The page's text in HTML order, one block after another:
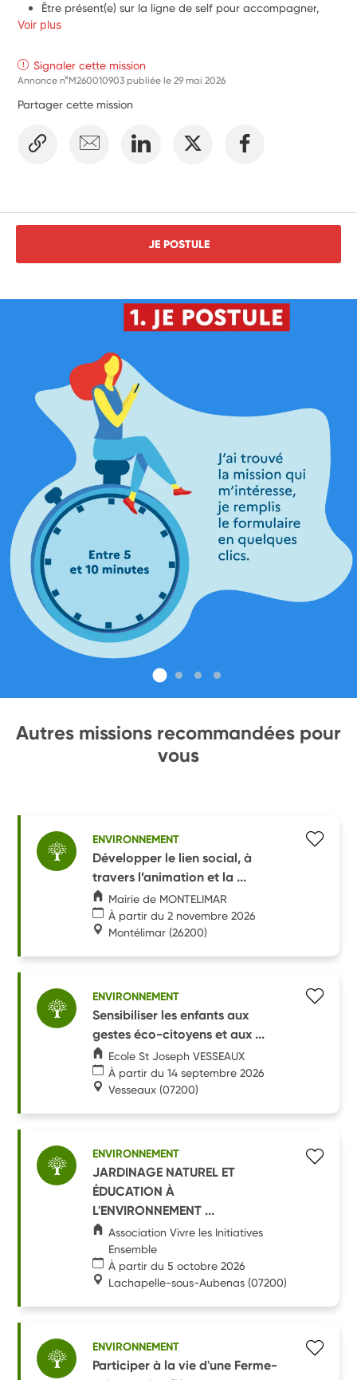
Être présent(e) sur la ligne de self pour accompagner,
sensibiliser et guider les élèves vers le zéro gâchis
Biodiversité & Nature (À l'extérieur) :
Participer activement à l'entretien et à l'animation du
Voir plus
Signaler cette mission
Annonce n°M260010903 publiée le29 mai 2026
Partager cette mission
JE POSTULE
Autres missions recommandées pour
vous
ENVIRONNEMENT
Développer le lien social, à
travers l’animation et la ...
Mairie de MONTELIMAR
À partir du 2 novembre 2026
Montélimar (26200)
ENVIRONNEMENT
Sensibiliser les enfants aux
gestes éco-citoyens et aux ...
Ecole St Joseph VESSEAUX
À partir du 14 septembre 2026
Vesseaux (07200)
ENVIRONNEMENT
JARDINAGE NATUREL ET
ÉDUCATION À
L'ENVIRONNEMENT ...
Association Vivre les Initiatives
Ensemble
À partir du 5 octobre 2026
Lachapelle-sous-Aubenas (07200)
ENVIRONNEMENT
Participer à la vie d'une Ferme-